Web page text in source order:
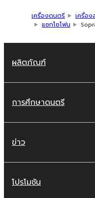
เครื่องดนตรี เครื่อ
แซกโซโฟน
ผลิตภัณฑ์
การศึกษาดนตรี
ข่าว
โปรโมชัน